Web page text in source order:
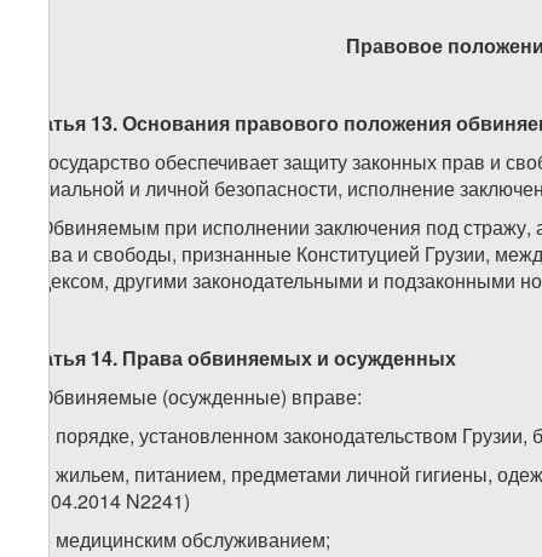
Правовое
Статья 13. Основания правового положения
1. Государство обеспечивает защиту законных прав и
социальной и личной безопасности, исполнение
2. Обвиняемым при исполнении заключения под
права и свободы, признанные Конституцией Грузии,
Кодексом, другими законодательными и подзаконными
Статья 14. Права обвиняемых и осужденных
1. Обвиняемые (осужденные) вправе:
а) в порядке, установленном законодательством
а.а) жильем, питанием, предметами личной гигиены,
(16.04.2014 N2241)
а.б) медицинским обслуживанием;